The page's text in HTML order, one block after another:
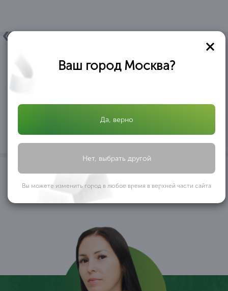
ОБЩЕСТВО C ОГРАНИЧЕННОЙ ОТВЕТСТВЕННОСТЬЮ
Ивановны, действующей на основании Устава, выражает
«ПРОФЕССИОНАЛ» за оказанную помощь
1/ 10
Ваш город Москва?
Да, верно
Нет, выбрать другой
Вы можете изменить город в любое время в верхней части сайта